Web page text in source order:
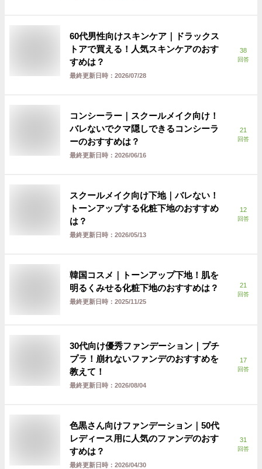
60代男性向けスキンケア｜ドラックス
トアで買える！人気スキンケアのおす
すめは？
最終更新日時： 2026/07/28
38
回答
コンシーラー｜スクールメイク向け！
バレないでクマ隠しできるコンシーラ
ーのおすすめは？
最終更新日時： 2026/06/16
21
回答
スクールメイク向け下地｜バレない！
トーンアップする化粧下地のおすすめ
は？
最終更新日時： 2026/05/13
12
回答
韓国コスメ｜トーンアップ下地！肌を
明るくみせる化粧下地のおすすめは？
最終更新日時： 2025/11/25
21
回答
30代向け優秀ファンデーション｜プチ
プラ！崩れないファンデのおすすめを
教えて！
最終更新日時： 2026/08/04
17
回答
色黒さん向けファンデーション｜50代
レディース用に人気のファンデのおす
すめは？
最終更新日時： 2026/04/30
31
回答